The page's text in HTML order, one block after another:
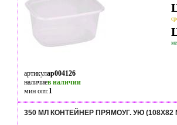
артикулap004126
наличиев наличии
мин опт.1
350 МЛ КОНТЕЙНЕР ПРЯМОУГ. УЮ